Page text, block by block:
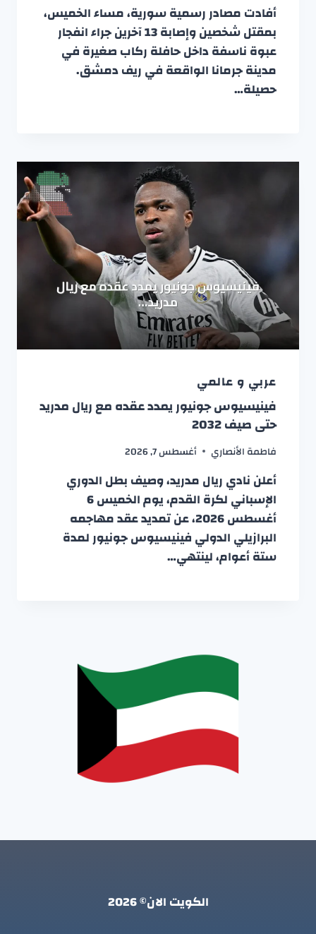
أفادت مصادر رسمية سورية، مساء الخميس،
بمقتل شخصين وإصابة 13 آخرين جراء انفجار
عبوة ناسفة داخل حافلة ركاب صغيرة في
مدينة جرمانا الواقعة في ريف دمشق.
حصيلة…
عربي و عالمي
فينيسيوس جونيور يمدد عقده مع ريال مدريد
حتى صيف 2032
فاطمة الأنصاري أغسطس 7, 2026
أعلن نادي ريال مدريد، وصيف بطل الدوري
الإسباني لكرة القدم، يوم الخميس 6
أغسطس 2026، عن تمديد عقد مهاجمه
البرازيلي الدولي فينيسيوس جونيور لمدة
ستة أعوام، لينتهي…
الكويت الان© 2026